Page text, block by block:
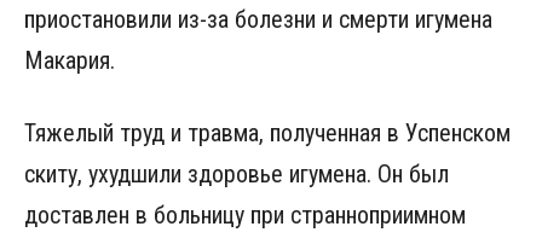
приостановили из-за болезни и смерти игумена
Макария.
Тяжелый труд и травма, полученная в Успенском
скиту, ухудшили здоровье игумена. Он был
доставлен в больницу при странноприимном